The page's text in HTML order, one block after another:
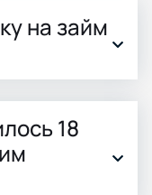
на займ
18